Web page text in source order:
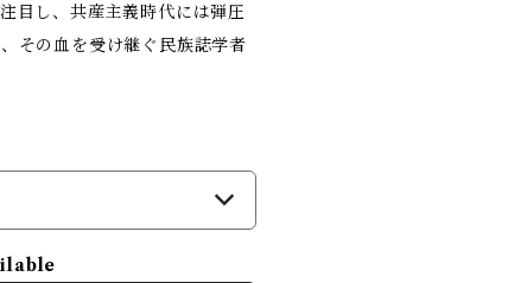
目し、共産主義時代には弾圧
その血を受け継ぐ民族誌学者